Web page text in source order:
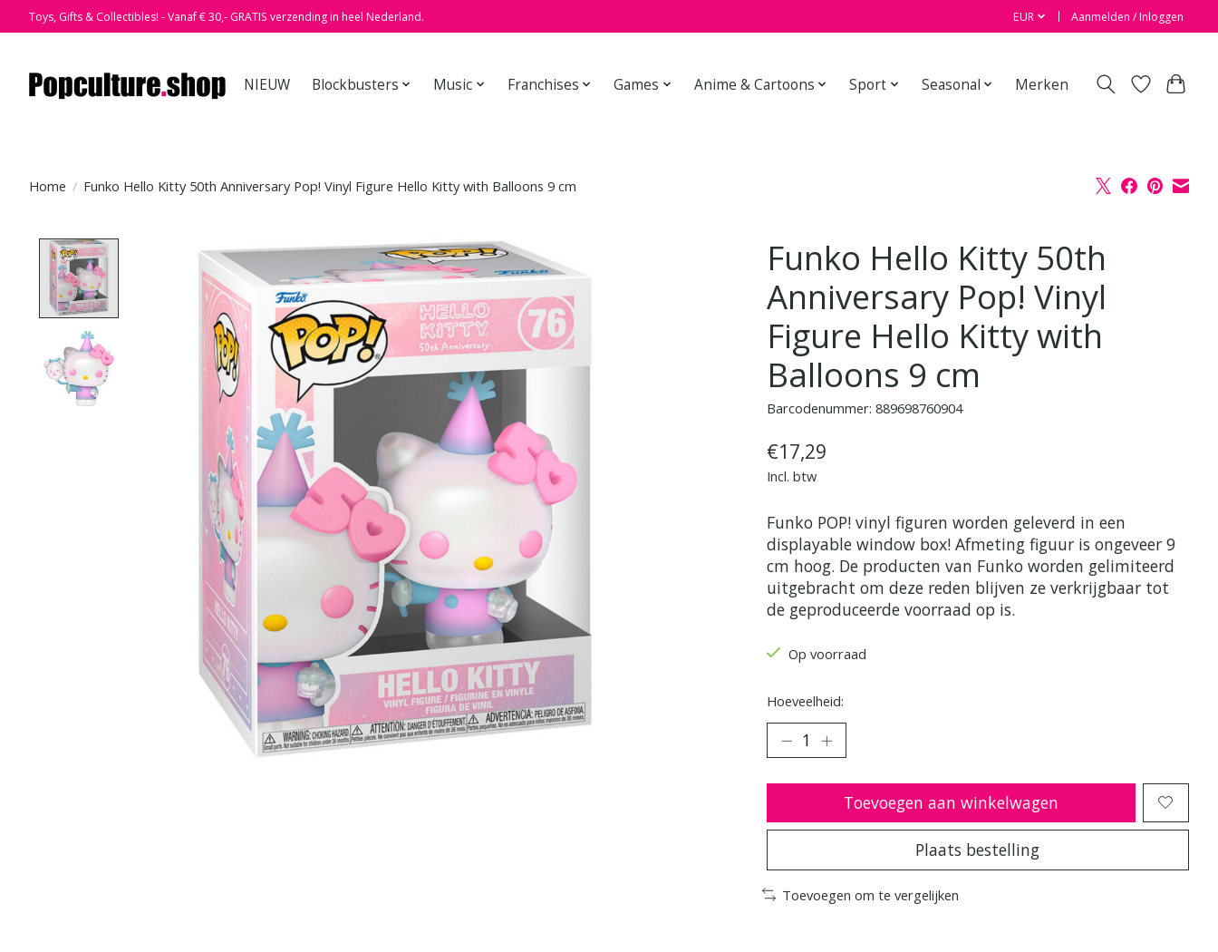
Toys, Gifts & Collectibles! - Vanaf € 30,- GRATIS verzending in heel Nederland. EUR Aanmelden / Inloggen
NIEUW Blockbusters Music Franchises Games Anime & Cartoons Sport Seasonal Merken
Home / Funko Hello Kitty 50th Anniversary Pop! Vinyl Figure Hello Kitty with Balloons 9 cm
Product image slideshow Items
Funko Hello Kitty 50th
Anniversary Pop! Vinyl
Figure Hello Kitty with
Balloons 9 cm
Barcodenummer: 889698760904
€17,29
Incl. btw
Funko POP! vinyl figuren worden geleverd in een
displayable window box! Afmeting figuur is ongeveer 9
cm hoog. De producten van Funko worden gelimiteerd
uitgebracht om deze reden blijven ze verkrijgbaar tot
de geproduceerde voorraad op is.
Op voorraad
Hoeveelheid:
Toevoegen aan winkelwagen
Plaats bestelling
Toevoegen om te vergelijken